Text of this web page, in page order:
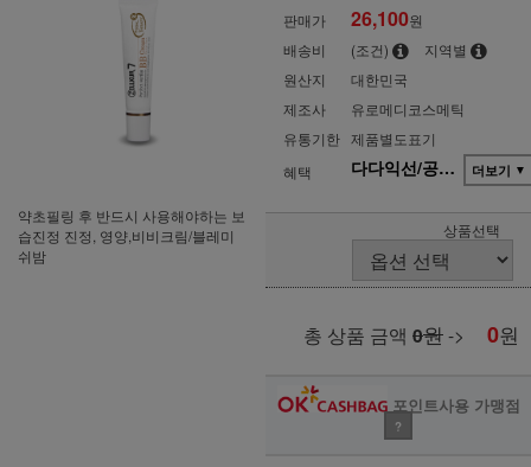
약초필링 후 반드시 사용해야하는 보
습진정 진정, 영양,비비크림/블레미
쉬밤
판매가
26,100원
배송비
(조건)
지역별
원산지
대한민국
제조사
유로메디코스메틱
유통기한 제품별도표기
혜택
다다익선/공동구매(단품) 더보기 ▼
상품선택
총 상품 금액 0원-> 0원
포인트사용 가맹점
?